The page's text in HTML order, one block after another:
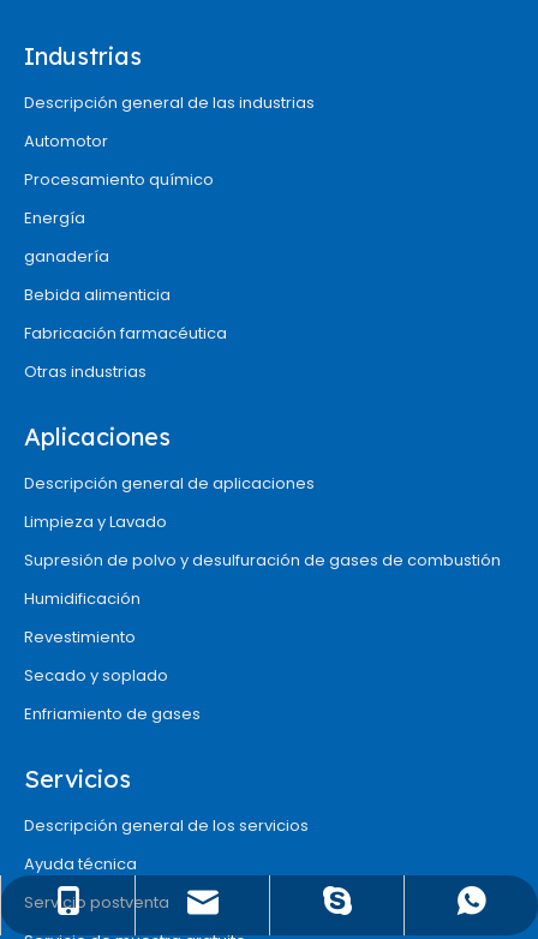
info@chinaxinhounozzle.com
+8618917527415
Industrias
Descripción general de las industrias
Automotor
Procesamiento químico
Energía
ganadería
Bebida alimenticia
Fabricación farmacéutica
Otras industrias
Aplicaciones
Descripción general de aplicaciones
Limpieza y Lavado
Supresión de polvo y desulfuración de gases de combustión
Humidificación
Revestimiento
Secado y soplado
Enfriamiento de gases
Servicios
Descripción general de los servicios
Ayuda técnica
Servicio postventa